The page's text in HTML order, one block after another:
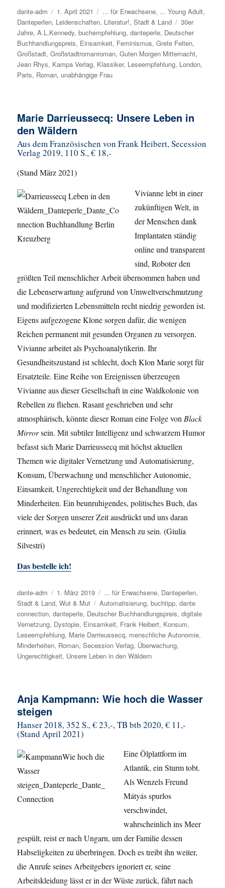
Autor
dante-adm
Veröffentlicht
am
1. April 2021 Kategorien
... für Erwachsene, ... Young Adult,
Danteperlen, Leidenschaften, Literatur!,Stadt & Land Schlagwörter
30er
Jahre,A.L.Kennedy,buchempfehlung,danteperle, Deutscher
Buchhandlungspreis, Einsamkeit, Feminismus,Grete Felten,
Großstadt,Großstadtromanroman,Guten Morgen Mitternacht,
Jean Rhys, Kampa Verlag, Klassiker, Leseempfehlung, London,
Paris, Roman, unabhängige Frau
Marie Darrieussecq: Unsere Leben in
den Wäldern
Aus dem Französischen von Frank Heibert, Secession
Verlag 2019, 110 S., € 18,-
(Stand März 2021)
Vivianne lebt in einer
zukünftigen Welt, in
der Menschen dank
Implantaten ständig
online und transparent
sind, Roboter den
größten Teil menschlicher Arbeit übernommen haben und
die Lebenserwartung aufgrund von Umweltverschmutzung
und modifizierten Lebensmitteln recht niedrig geworden ist.
Eigens aufgezogene Klone sorgen dafür, die wenigen
Reichen permanent mit gesunden Organen zu versorgen.
Vivianne arbeitet als Psychoanalytikerin. Ihr
Gesundheitszustand ist schlecht, doch Klon Marie sorgt für
Ersatzteile. Eine Reihe von Ereignissen überzeugen
Vivianne aus dieser Gesellschaft in eine Waldkolonie von
Rebellen zu fliehen. Rasant geschrieben und sehr
atmosphärisch, könnte dieser Roman eine Folge von Black
Mirrorsein. Mit subtiler Intelligenz und schwarzem Humor
befasst sich Marie Darrieussecq mit höchst aktuellen
Themen wie digitaler Vernetzung und Automatisierung,
Konsum, Überwachung und menschlicher Autonomie,
Einsamkeit, Ungerechtigkeit und der Behandlung von
Minderheiten. Ein beunruhigendes, politisches Buch, das
viele der Sorgen unserer Zeit ausdrückt und uns daran
erinnert, was es bedeutet, ein Mensch zu sein. (Giulia
Silvestri)
Das bestelle ich!
Autor
dante-adm
Veröffentlicht
am
1. März 2019 Kategorien
... für Erwachsene, Danteperlen,
Stadt & Land,Wut & Mut Schlagwörter
Automatisierung,buchtipp,dante
connection,danteperle, Deutscher Buchhandlungspreis,digitale
Vernetzung, Dystopie, Einsamkeit, Frank Heibert, Konsum,
Leseempfehlung, Marie Darrieussecq, menschliche Autonomie,
Minderheiten, Roman,Secession Verlag, Überwachung,
Ungerechtigkeit, Unsere Leben in den Wäldern
Anja Kampmann: Wie hoch die Wasser
steigen
Hanser 2018, 352 S., € 23,-, TB btb 2020, € 11,-
(Stand April 2021)
Eine Ölplattform im
Atlantik, ein Sturm tobt.
Als Wenzels Freund
Mátyás spurlos
verschwindet,
wahrscheinlich ins Meer
gespült, reist er nach Ungarn, um der Familie dessen
Habseligkeiten zu überbringen. Doch es treibt ihn weiter,
die Anrufe seines Arbeitgebers ignoriert er, seine
Arbeitskleidung lässt er in der Wüste zurück, fährt nach